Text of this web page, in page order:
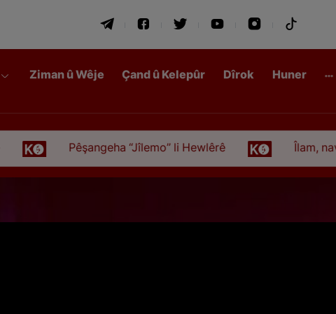
Ziman û Wêje Çand û Kelepûr Dîrok Huner
Pêşangeha “Jîlemo” li Hewlêrê